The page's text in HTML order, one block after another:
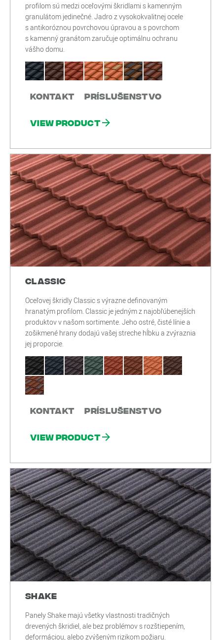
profilom sú medzi oceľovými škridlami s kamenným
granulátom jedinečné. Jadro z vysokokvalitnej ocele
s antikoróznou povrchovou úpravou a s povrchom
s kamenný granátom zaručuje optimálnu ochranu
vášho domu.
Kontakt Príslušenstvo
View product
Classic
Oceľovej škridly Classic s výrazne definovaným
hranatým profilom. Classic je jedným z najobľúbenejších
produktov v našom sortimente. Jeho ostré, čisté línie a
zošikmené hrany dodajú vašej streche hĺbku a zvýraznia
jej proporcie.
Kontakt Príslušenstvo
View product
Shake
Panely Shake majú všetky vlastnosti tradičných
drevených škridiel, ale bez problémov s rozštiepením,
deformáciou, alebo zvýšeným rizikom požiaru.